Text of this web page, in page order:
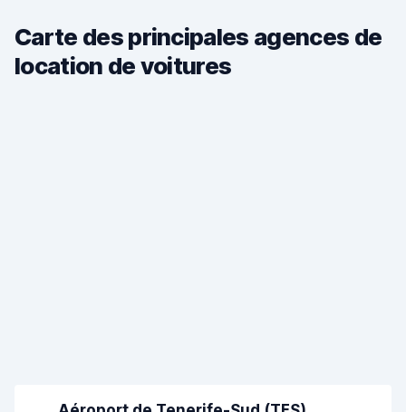
Carte des principales agences de
location de voitures